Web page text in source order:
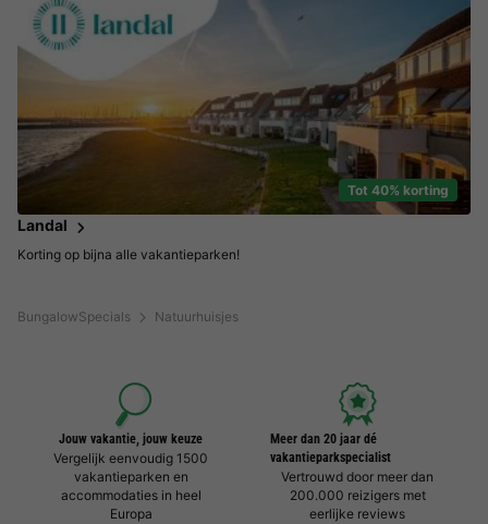
BungalowSpecials Natuurhuisjes
Tot 40% korting
Landal
Korting op bijna alle vakantieparken!
Jouw vakantie, jouw keuze
Vergelijk eenvoudig 1500
vakantieparken en
accommodaties in heel
Europa
Meer dan 20 jaar dé
vakantieparkspecialist
Vertrouwd door meer dan
200.000 reizigers met
eerlijke reviews